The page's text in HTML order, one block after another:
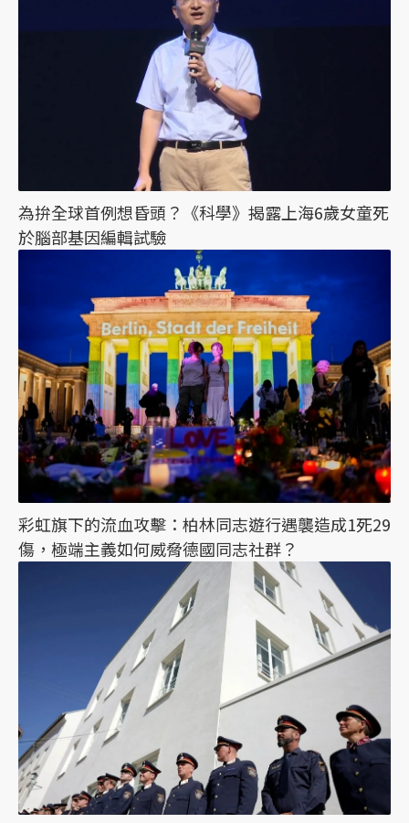
為拚全球首例想昏頭？《科學》揭露上海6歲女童死
於腦部基因編輯試驗
彩虹旗下的流血攻擊：柏林同志遊行遇襲造成1死29
傷，極端主義如何威脅德國同志社群？